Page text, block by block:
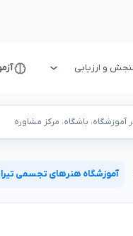
و ارزیابی
باشگاه، مرکز مشاوره
آموزشگاه هنرهای تجسمی